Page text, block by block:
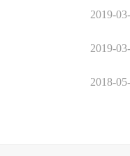
2019-
2019-
2018-